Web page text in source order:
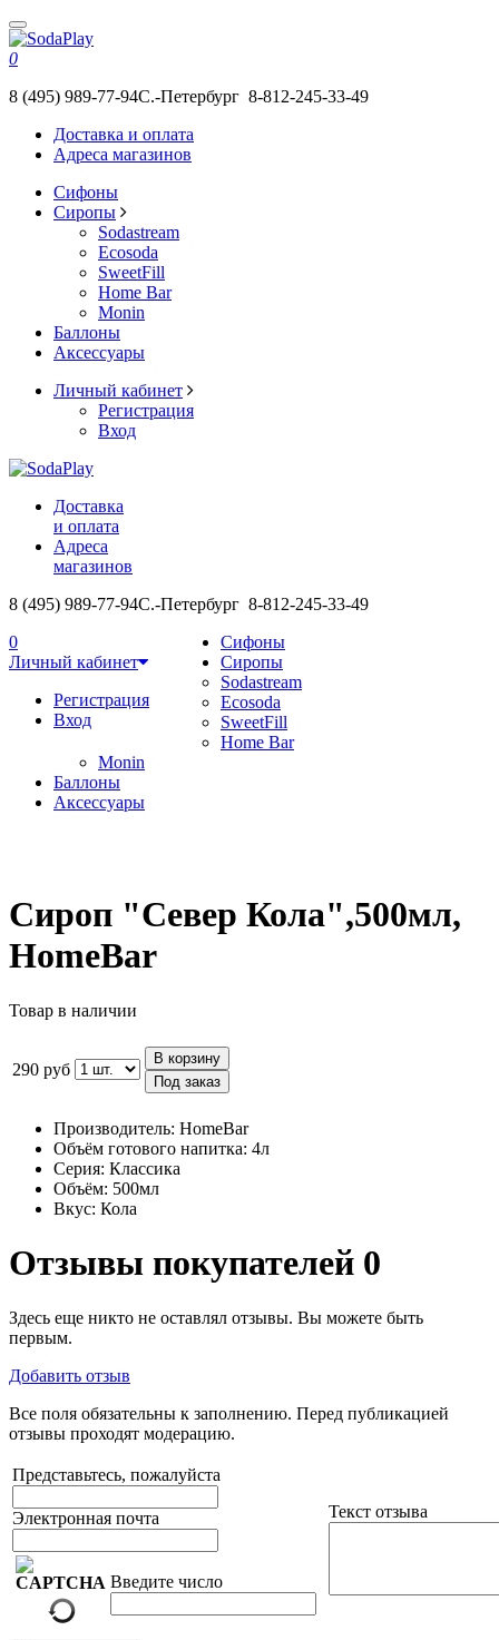
0
8 (495) 989-77-94С.-Петербург 8-812-245-33-49
Доставка и оплата
Адреса магазинов
Сифоны
Сиропы
Sodastream
Ecosoda
SweetFill
Home Bar
Monin
Баллоны
Аксессуары
Личный кабинет
Регистрация
Вход
Доставка
и оплата
Адреса
магазинов
8 (495) 989-77-94С.-Петербург 8-812-245-33-49
0
Личный кабинет
Регистрация
Вход
Сифоны
Сиропы
Sodastream
Ecosoda
SweetFill
Home Bar
Monin
Баллоны
Аксессуары
Сироп "Север Кола",500мл,
HomeBar
Товар в наличии
290 руб
В корзину
Под заказ
Производитель: HomeBar
Объём готового напитка: 4л
Серия: Классика
Объём: 500мл
Вкус: Кола
Отзывы покупателей 0
Здесь еще никто не оставлял отзывы. Вы можете быть
первым.
Добавить отзыв
Все поля обязательны к заполнению. Перед публикацией
отзывы проходят модерацию.
Представьтесь, пожалуйста
Электронная почта
Введите число
Текст отзыва